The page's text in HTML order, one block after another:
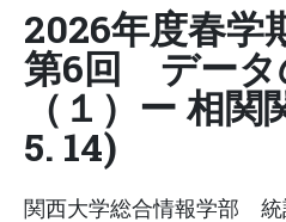
2026年度春
第6回 データ
（１）ー 相
5. 14)
関西大学総合情報学部 統